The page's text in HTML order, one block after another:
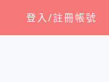
登入/註冊帳號